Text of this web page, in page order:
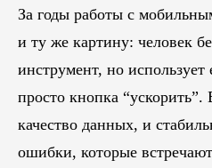
За годы работы с
и ту же картину: человек
инструмент, но использует
просто кнопка “ускорить”.
качество данных, и
ошибки, которые